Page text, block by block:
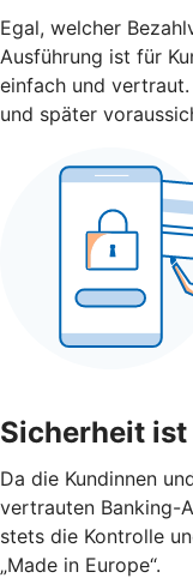
Egal, welcher
Ausführung ist für
einfach und
und später
Sicherheit
Da die Kundinnen
vertrauten Banking-
stets die Kontrolle
„Made in Europe“.